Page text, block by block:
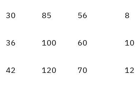
30 85 56 8
36 100 60 10
42 120 70 12